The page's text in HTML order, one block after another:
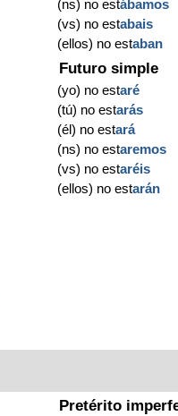
(ns) no estábamos
(vs) no estabais
(ellos) no estaban
Futuro simple
(yo) no estaré
(tú) no estarás
(él) no estará
(ns) no estaremos
(vs) no estaréis
(ellos) no estarán
Pretérito